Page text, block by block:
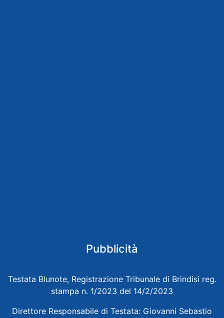
Pubblicità
Testata Blunote, Registrazione Tribunale di Brindisi reg.
stampa n. 1/2023 del 14/2/2023
Direttore Responsabile di Testata: Giovanni Sebastio